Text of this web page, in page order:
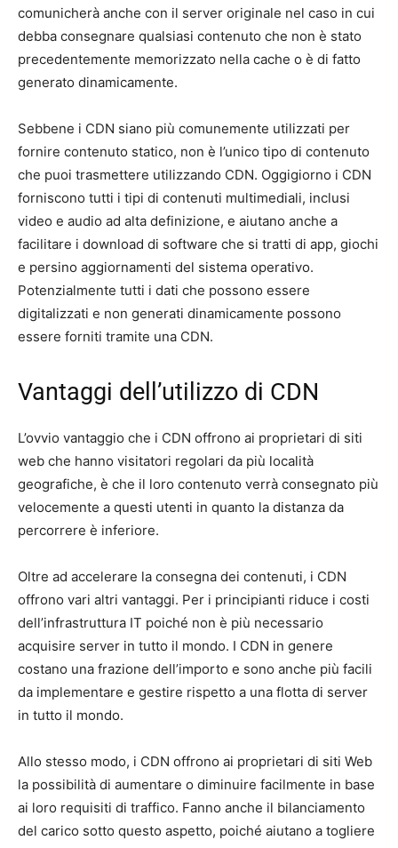
comunicherà anche con il server originale nel caso in cui
debba consegnare qualsiasi contenuto che non è stato
precedentemente memorizzato nella cache o è di fatto
generato dinamicamente.
Sebbene i CDN siano più comunemente utilizzati per
fornire contenuto statico, non è l’unico tipo di contenuto
che puoi trasmettere utilizzando CDN. Oggigiorno i CDN
forniscono tutti i tipi di contenuti multimediali, inclusi
video e audio ad alta definizione, e aiutano anche a
facilitare i download di software che si tratti di app, giochi
e persino aggiornamenti del sistema operativo.
Potenzialmente tutti i dati che possono essere
digitalizzati e non generati dinamicamente possono
essere forniti tramite una CDN.
Vantaggi dell’utilizzo di CDN
L’ovvio vantaggio che i CDN offrono ai proprietari di siti
web che hanno visitatori regolari da più località
geografiche, è che il loro contenuto verrà consegnato più
velocemente a questi utenti in quanto la distanza da
percorrere è inferiore.
Oltre ad accelerare la consegna dei contenuti, i CDN
offrono vari altri vantaggi. Per i principianti riduce i costi
dell’infrastruttura IT poiché non è più necessario
acquisire server in tutto il mondo. I CDN in genere
costano una frazione dell’importo e sono anche più facili
da implementare e gestire rispetto a una flotta di server
in tutto il mondo.
Allo stesso modo, i CDN offrono ai proprietari di siti Web
la possibilità di aumentare o diminuire facilmente in base
ai loro requisiti di traffico. Fanno anche il bilanciamento
del carico sotto questo aspetto, poiché aiutano a togliere